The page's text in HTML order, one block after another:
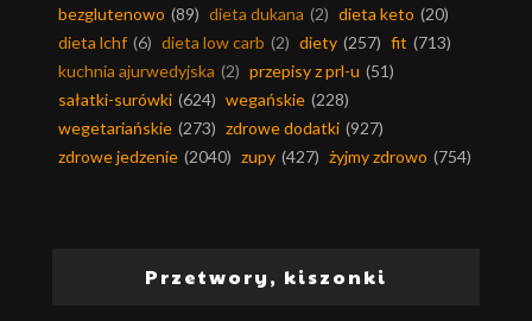
bezglutenowo (89) dieta dukana (2) dieta keto (20)
dieta lchf (6) dieta low carb (2) diety (257) fit (713)
kuchnia ajurwedyjska (2) przepisy z prl-u (51)
sałatki-surówki (624) wegańskie (228)
wegetariańskie (273) zdrowe dodatki (927)
zdrowe jedzenie (2040) zupy (427) żyjmy zdrowo (754)
Przetwory, kiszonki